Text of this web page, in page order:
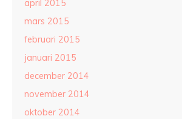
april 2015
mars 2015
februari 2015
januari 2015
december 2014
november 2014
oktober 2014